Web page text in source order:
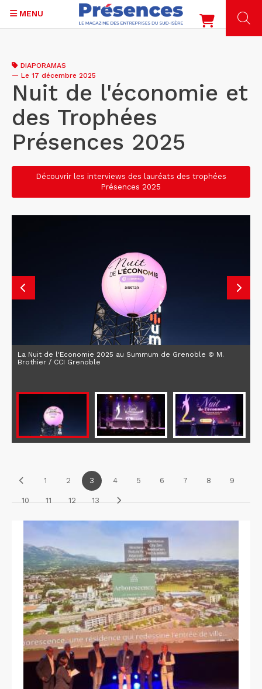
contenu
principal
MENU
DIAPORAMAS
— Le 17 décembre 2025
Nuit de l'économie et
des Trophées
Présences 2025
Découvrir les interviews des lauréats des trophées
Présences 2025
La Nuit de l'Economie 2025 au Summum de Grenoble © M.
Brothier / CCI Grenoble
1 2 3 4 5 6 7 8 9
10 11 12 13